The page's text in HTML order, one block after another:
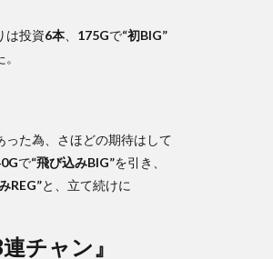
は投資6本 175Gで“初BIG”
った為、さほどの期待はして
で“飛び込みBIG”を引き、
REG”と、立て続けに
チャン』